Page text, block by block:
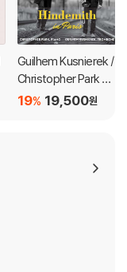
Guilhem Kusnierek /
Christopher Park 파
리의 힌데미트 (Hinde
19,500원
19%